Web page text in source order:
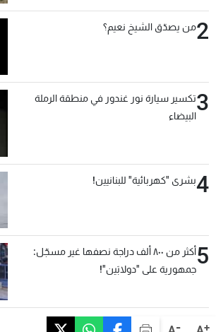
+
-
2من يصدّق الشيخ نعيم؟
3تكسير سيارة نور غندور في منطقة الرملة
البيضاء
4بشرى "كهربائية" للبنانيين!
5
أكثر من ٨٠٠ ألف دراجة نصفها غير مسجّل:
جمهورية على "دولابَين"!